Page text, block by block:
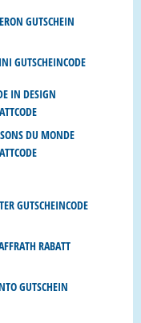
GUTSCHEIN
GUTSCHEINCODE
IN DESIGN
DU MONDE
GUTSCHEINCODE
RABATT
GUTSCHEIN